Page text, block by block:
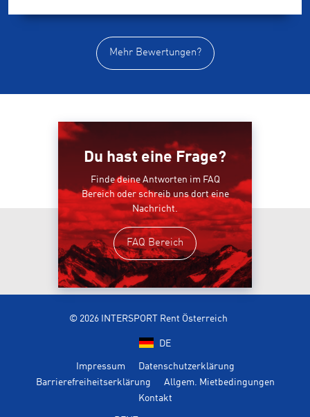
Mehr Bewertungen?
Du hast eine Frage?
Finde deine Antworten im FAQ
Bereich oder schreib uns dort eine
Nachricht.
FAQ Bereich
© 2026 INTERSPORT Rent Österreich
DE
Impressum
Datenschutzerklärung
Barrierefreiheitserklärung
Allgem. Mietbedingungen
Kontakt